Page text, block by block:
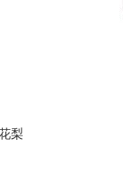
梨